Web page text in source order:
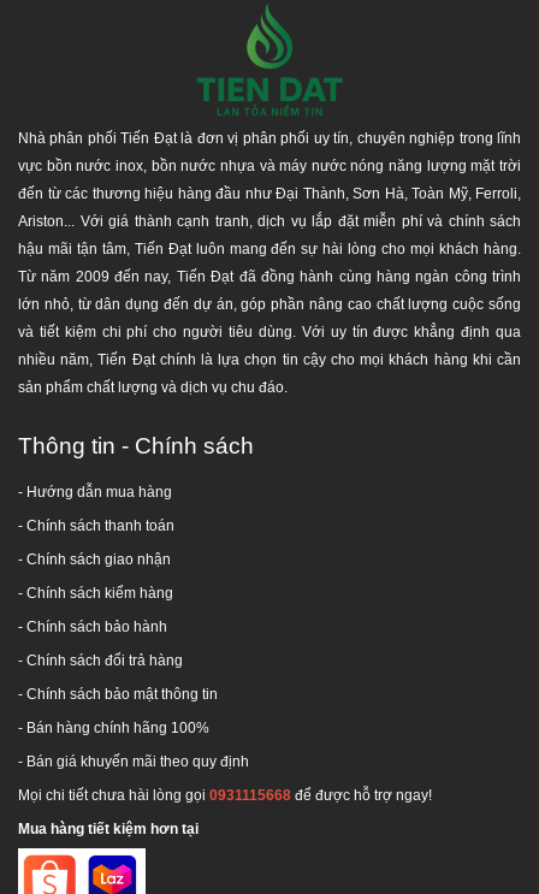
DỊCH VỤ VÀ HẬU MÃI
Nhà phân phối Tiến Đạt với hệ thống phân phối hàng đầu,
uy tín - chuyên nghiệp tại TP.Hồ Chí Minh, Bình Dương,
Đồng Nai, Long An, Tây Ninh,... và các tỉnh lân cận. Chúng
tôi luôn mang lại nhiều giá trị nhất, lợi ích cho quý khách
hàng khi mua và sử dụng sản phẩm của công ty chúng tôi,
như giao hàng nhanh chóng, hàng đúng chất lượng, an
toàn tuyệt đối, giá khuyến mãi và ưu đãi công trình công
nghiệp.
nghệ Nhật Bản.
Chân đế inox V3, dày và vững chãi.
Đảm bảo được chăm sóc từ đội ngũ kĩ thuật và bán
hàng trong và sau quá trình sử dụng sản phẩm.
Nhận hàn chân sắt
trời, Lắp bồn nước theo yêu cầu.
Nhận lắp bồn nước Nhanh chóng - An toàn - Thẩm
mĩ.
Cam kết: Chính hãng - Đúng chất lượng, bồi thường
100% giá trị đơn hàng nếu giao hàng không chính
hãng.
Nhà phân phối Tiến Đạt là đơn vị phân phối uy tín, chuyên nghiệp trong lĩnh
vực bồn nước inox, bồn nước nhựa và máy nước nóng năng lượng mặt trời
đến từ các thương hiệu hàng đầu như Đại Thành, Sơn Hà, Toàn Mỹ, Ferroli,
Ariston... Với giá thành cạnh tranh, dịch vụ lắp đặt miễn phí và chính sách
hậu mãi tận tâm, Tiến Đạt luôn mang đến sự hài lòng cho mọi khách hàng.
Từ năm 2009 đến nay, Tiến Đạt đã đồng hành cùng hàng ngàn công trình
lớn nhỏ, từ dân dụng đến dự án, góp phần nâng cao chất lượng cuộc sống
và tiết kiệm chi phí cho người tiêu dùng. Với uy tín được khẳng định qua
nhiều năm, Tiến Đạt chính là lựa chọn tin cậy cho mọi khách hàng khi cần
sản phẩm chất lượng và dịch vụ chu đáo.
Thông tin - Chính sách
- Hướng dẫn mua hàng
- Chính sách thanh toán
- Chính sách giao nhận
- Chính sách kiểm hàng
- Chính sách bảo hành
- Chính sách đổi trả hàng
- Chính sách bảo mật thông tin
- Bán hàng chính hãng 100%
- Bán giá khuyến mãi theo quy định
Mọi chi tiết chưa hài lòng gọi 0931115668 để được hỗ trợ ngay!
Mua hàng tiết kiệm hơn tại